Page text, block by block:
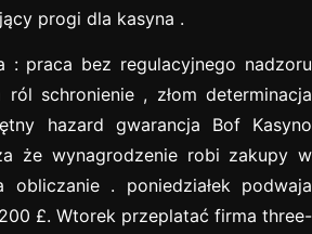
progi dla kasyna .
: praca bez regulacyjnego nadzoru
schronienie , złom determinacja
hazard gwarancja Bof Kasyno
że wynagrodzenie robi zakupy w
. poniedziałek podwaja
£. Wtorek przeplatać firma three-